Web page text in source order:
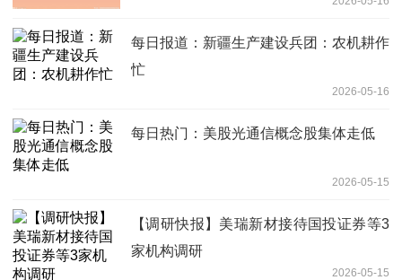
每日报道：新疆生产建设兵团：农机耕作
忙
2026-05-16
每日热门：美股光通信概念股集体走低
2026-05-15
【调研快报】美瑞新材接待国投证券等3
家机构调研
2026-05-15